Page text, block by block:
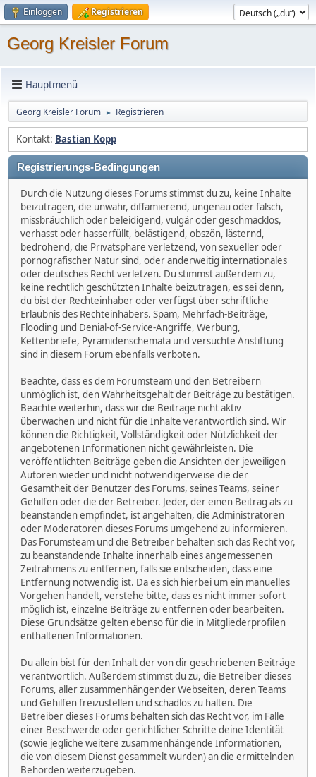
Einloggen Registrieren
Georg Kreisler Forum
Hauptmenü
Georg Kreisler Forum ► Registrieren
Kontakt: Bastian Kopp
Registrierungs-Bedingungen
Durch die Nutzung dieses Forums stimmst du zu, keine Inhalte
beizutragen, die unwahr, diffamierend, ungenau oder falsch,
missbräuchlich oder beleidigend, vulgär oder geschmacklos,
verhasst oder hasserfüllt, belästigend, obszön, lästernd,
bedrohend, die Privatsphäre verletzend, von sexueller oder
pornografischer Natur sind, oder anderweitig internationales
oder deutsches Recht verletzen. Du stimmst außerdem zu,
keine rechtlich geschützten Inhalte beizutragen, es sei denn,
du bist der Rechteinhaber oder verfügst über schriftliche
Erlaubnis des Rechteinhabers. Spam, Mehrfach-Beiträge,
Flooding und Denial-of-Service-Angriffe, Werbung,
Kettenbriefe, Pyramidenschemata und versuchte Anstiftung
sind in diesem Forum ebenfalls verboten.
Beachte, dass es dem Forumsteam und den Betreibern
unmöglich ist, den Wahrheitsgehalt der Beiträge zu bestätigen.
Beachte weiterhin, dass wir die Beiträge nicht aktiv
überwachen und nicht für die Inhalte verantwortlich sind. Wir
können die Richtigkeit, Vollständigkeit oder Nützlichkeit der
angebotenen Informationen nicht gewährleisten. Die
veröffentlichten Beiträge geben die Ansichten der jeweiligen
Autoren wieder und nicht notwendigerweise die der
Gesamtheit der Benutzer des Forums, seines Teams, seiner
Gehilfen oder die der Betreiber. Jeder, der einen Beitrag als zu
beanstanden empfindet, ist angehalten, die Administratoren
oder Moderatoren dieses Forums umgehend zu informieren.
Das Forumsteam und die Betreiber behalten sich das Recht vor,
zu beanstandende Inhalte innerhalb eines angemessenen
Zeitrahmens zu entfernen, falls sie entscheiden, dass eine
Entfernung notwendig ist. Da es sich hierbei um ein manuelles
Vorgehen handelt, verstehe bitte, dass es nicht immer sofort
möglich ist, einzelne Beiträge zu entfernen oder bearbeiten.
Diese Grundsätze gelten ebenso für die in Mitgliederprofilen
enthaltenen Informationen.
Du allein bist für den Inhalt der von dir geschriebenen Beiträge
verantwortlich. Außerdem stimmst du zu, die Betreiber dieses
Forums, aller zusammenhängender Webseiten, deren Teams
und Gehilfen freizustellen und schadlos zu halten. Die
Betreiber dieses Forums behalten sich das Recht vor, im Falle
einer Beschwerde oder gerichtlicher Schritte deine Identität
(sowie jegliche weitere zusammenhängende Informationen,
die von diesem Dienst gesammelt wurden) an die ermittelnden
Behörden weiterzugeben.